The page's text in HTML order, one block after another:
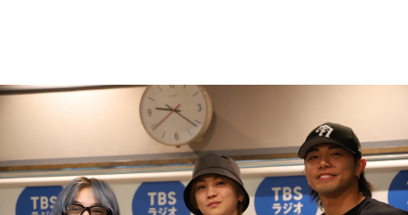
お知らせ
イベント・グッズ
会社情報